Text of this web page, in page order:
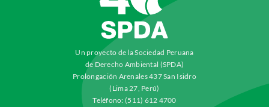
Un proyecto de la Sociedad Peruana
de Derecho Ambiental (SPDA)
Prolongación Arenales 437 San Isidro
(Lima 27, Perú)
Teléfono: (511) 612 4700